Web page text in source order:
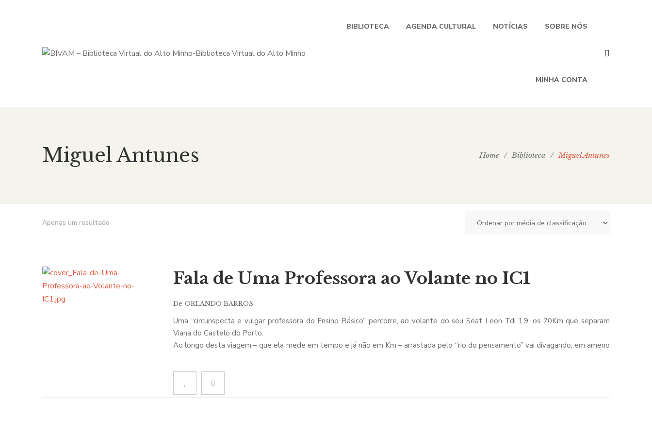
BIBLIOTECA AGENDA CULTURAL NOTÍCIAS SOBRE NÓS
MINHA CONTA
Miguel Antunes Home / Biblioteca / Miguel Antunes
Apenas um resultado
Fala de Uma Professora ao Volante no IC1
De ORLANDO BARROS
Uma “circunspecta e vulgar professora do Ensino Básico” percorre, ao volante do seu Seat Leon Tdi 1.9, os 70Km que separam
Viana do Castelo do Porto.
Ao longo desta viagem – que ela mede em tempo e já não em Km – arrastada pelo “rio do pensamento” vai divagando, em ameno
Assim, seguindo o fio do pensamento, esta viúva de um “defunto falecido”, esmagado por um “atrelado voador” na IC1, vai
tecendo, com ironia e sarcasmo, os mais inesperados comentários sobre variados assuntos: professores, alunos, vizinhos, algumas
figuras da cidade, o ensino, a política, a cultura, o racismo, a moral, … Os temas sucedem-se, cruzam-se, tecendo uma teia que não